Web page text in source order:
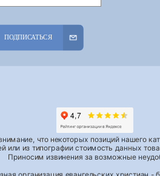
ПОДПИСАТЬСЯ
что некоторых позиций нашего
или из типографии стоимость данных
Приносим извинения за возможные
организация евангельских